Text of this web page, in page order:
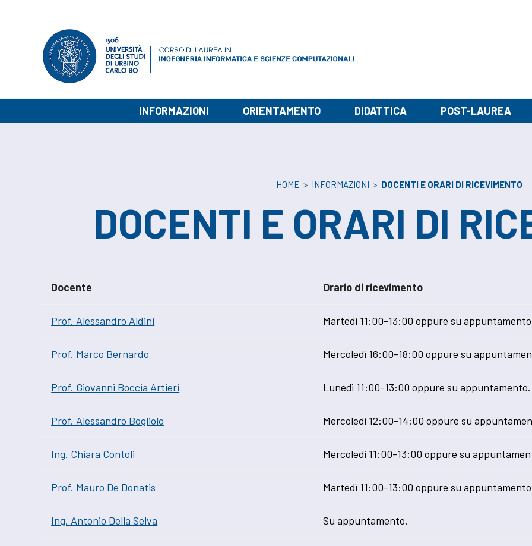
INFORMAZIONI ORIENTAMENTO DIDATTICA POST-LAUREA
HOME > INFORMAZIONI > DOCENTI E ORARI DI RICEVIMENTO
DOCENTI E ORARI DI
Docente Orario di ricevimento
Prof. Alessandro Aldini Martedì 11:00-13:00 oppure su
Prof. Marco Bernardo Mercoledì 16:00-18:00 oppure su
Prof. Giovanni Boccia Artieri Lunedì 11:00-13:00 oppure su appuntamento.
Prof. Alessandro Bogliolo Mercoledì 12:00-14:00 oppure su
Ing. Chiara Contoli Mercoledì 11:00-13:00 oppure su
Prof. Mauro De Donatis Martedì 11:00-13:00 oppure su
Ing. Antonio Della Selva Su appuntamento.